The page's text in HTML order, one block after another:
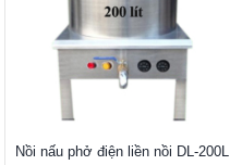
Nồi nấu phở điện liền nồi DL-200L